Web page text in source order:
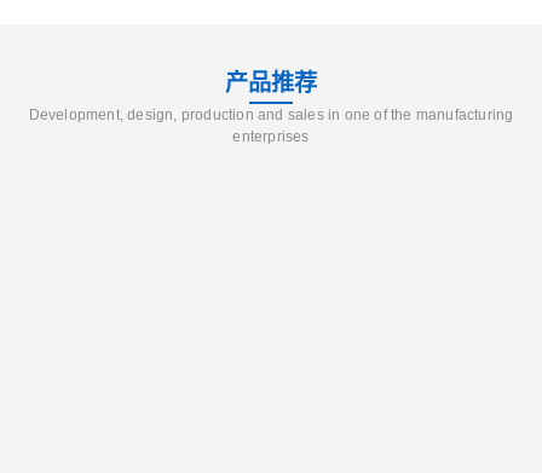
产品推荐
Development, design, production and sales in one of the manufacturing
enterprises